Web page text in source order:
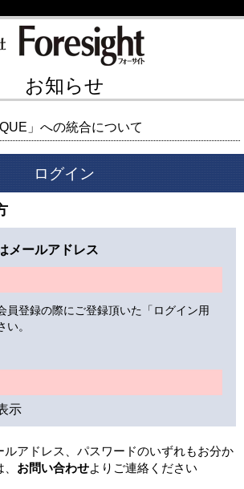
お知らせ
」への統合について
ログイン
メールアドレス
員登録の際にご登録頂いた「ログイン用
。
示
ルアドレス、パスワードのいずれもお分か
お問い合わせよりご連絡ください